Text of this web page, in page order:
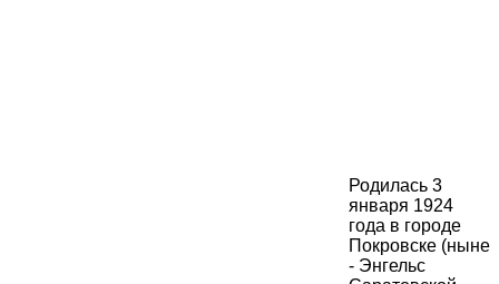
Родилась 3
января 1924
года в городе
Покровске (ныне
- Энгельс